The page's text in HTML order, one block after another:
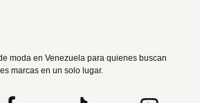
moda en Venezuela para quienes buscan
marcas en un solo lugar.